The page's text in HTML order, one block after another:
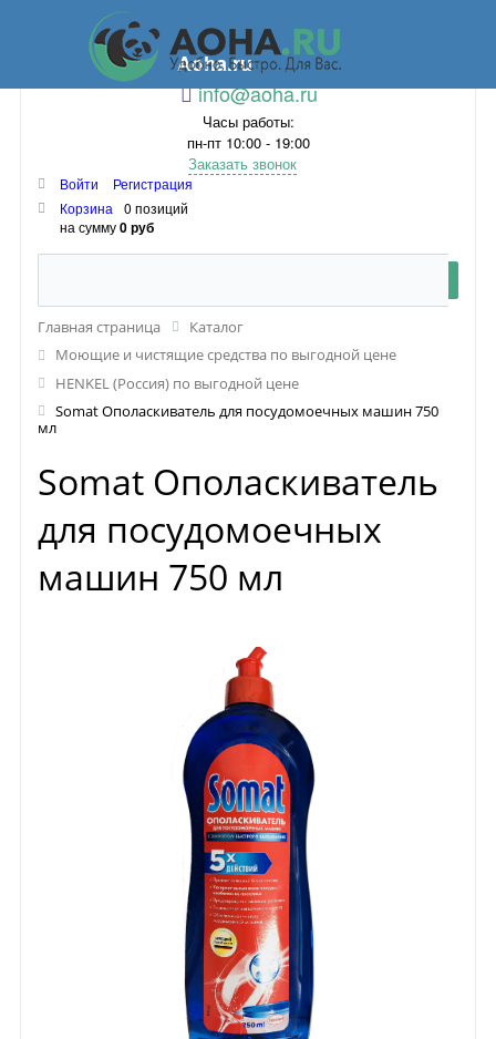
Aoha.ru
info@aoha.ru
Часы работы:
пн-пт 10:00 - 19:00
Заказать звонок
Войти
Регистрация
Корзина
0 позиций
на сумму0 руб
Главная страница
Каталог
Моющие и чистящие средства по выгодной цене
HENKEL (Россия) по выгодной цене
Somat Ополаскиватель для посудомоечных машин 750
мл
Somat Ополаскиватель
для посудомоечных
машин 750 мл